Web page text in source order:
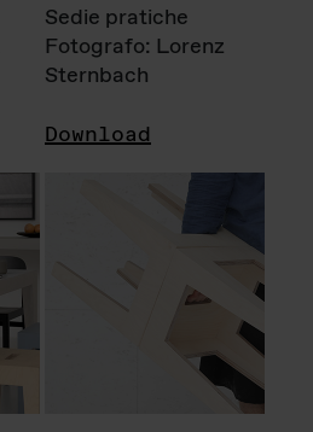
Sedie pratiche
Fotografo: Lorenz
Sternbach
Download